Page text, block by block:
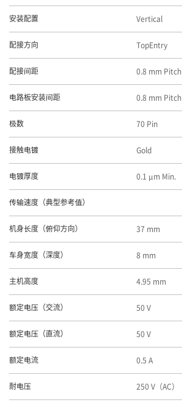
安装配置 Vertical
配接方向 TopEntry
配接间距 0.8 mm Pitch
电路板安装间距 0.8 mm Pitch
极数 70 Pin
接触电镀 Gold
电镀厚度 0.1 μm Min.
传输速度（典型参考值）
机身长度（俯仰方向） 37 mm
车身宽度（深度） 8 mm
主机高度 4.95 mm
额定电压（交流） 50 V
额定电压（直流） 50 V
额定电流 0.5 A
耐电压 250 V（AC）